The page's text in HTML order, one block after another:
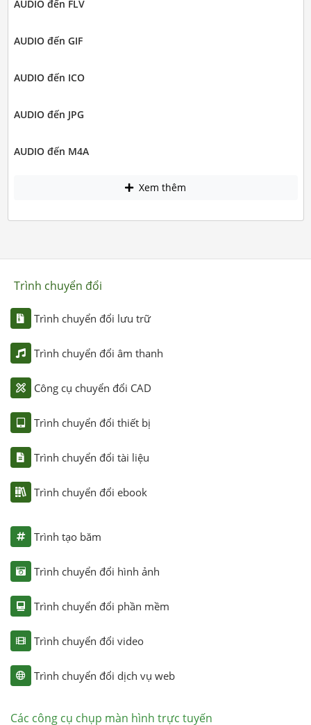
AUDIO đến FLV
AUDIO đến GIF
AUDIO đến ICO
AUDIO đến JPG
AUDIO đến M4A
Xem thêm
Trình chuyển đổi
Trình chuyển đổi lưu trữ
Trình chuyển đổi âm thanh
Công cụ chuyển đổi CAD
Trình chuyển đổi thiết bị
Trình chuyển đổi tài liệu
Trình chuyển đổi ebook
Trình tạo băm
Trình chuyển đổi hình ảnh
Trình chuyển đổi phần mềm
Trình chuyển đổi video
Trình chuyển đổi dịch vụ web
Các công cụ chụp màn hình trực tuyến